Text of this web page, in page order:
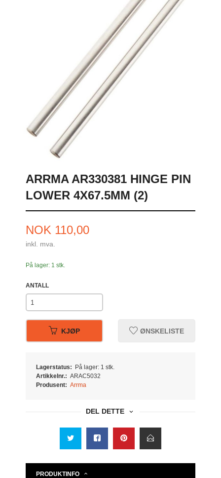
ARRMA AR330381 HINGE PIN
LOWER 4X67.5MM (2)
Pris
NOK 110,00
inkl. mva.
På lager: 1 stk.
ANTALL
KJØP ØNSKELISTE
Lagerstatus:
På lager: 1 stk.
Artikkelnr.: ARAC5032
Produsent: Arrma
DEL DETTE
PRODUKTINFO